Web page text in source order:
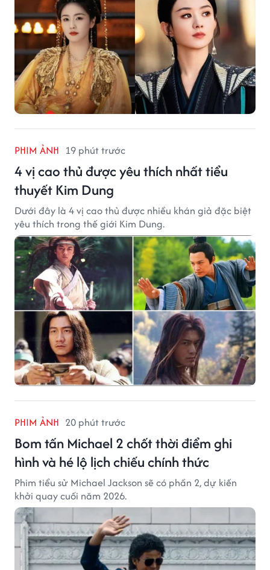
PHIM ẢNH 19 phút trước
4 vị cao thủ được yêu thích nhất tiểu
thuyết Kim Dung
Dưới đây là 4 vị cao thủ được nhiều khán giả đặc biệt
yêu thích trong thế giới Kim Dung.
PHIM ẢNH 20 phút trước
Bom tấn Michael 2 chốt thời điểm ghi
hình và hé lộ lịch chiếu chính thức
Phim tiểu sử Michael Jackson sẽ có phần 2, dự kiến
khởi quay cuối năm 2026.